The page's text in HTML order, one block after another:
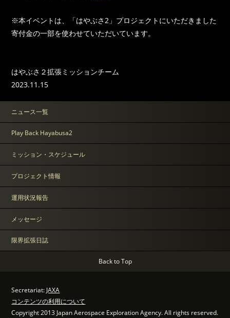
※本イベントは、「はやぶさ2」プロジェクトにいただきました
寄付金の一部を使わせていただいています。
はやぶさ２拡張ミッションチーム
2023.11.15
ニュース一覧
Play Back Hayabusa2
ミッション・スケジュール
プロジェクト情報
運用状況報告
メッセージ
限界拡張日誌
Back to Top
Secretariat: JAXA
コンテンツの利用について
Copyright 2013 Japan Aerospace Exploration Agency. All rights reserved.